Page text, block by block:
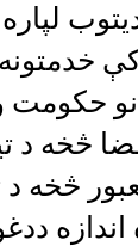
حکومت
څخه د
څخه د